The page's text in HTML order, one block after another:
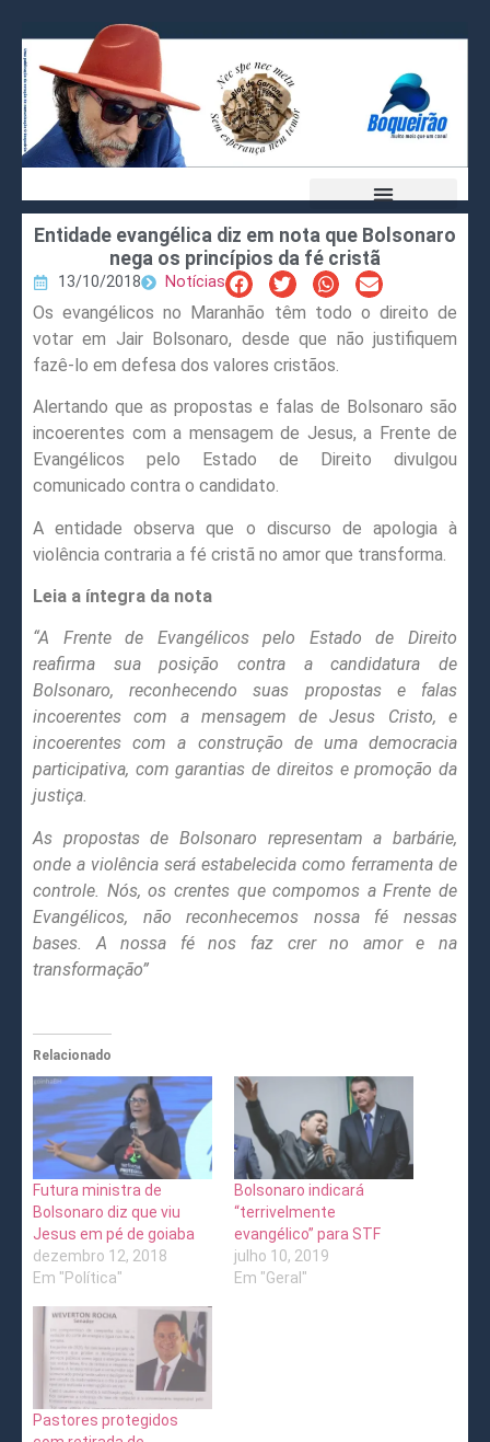
Entidade evangélica diz em nota que Bolsonaro
nega os princípios da fé cristã
13/10/2018 Notícias
Os evangélicos no Maranhão têm todo o direito de
votar em Jair Bolsonaro, desde que não justifiquem
fazê-lo em defesa dos valores cristãos.
Alertando que as propostas e falas de Bolsonaro são
incoerentes com a mensagem de Jesus, a Frente de
Evangélicos pelo Estado de Direito divulgou
comunicado contra o candidato.
A entidade observa que o discurso de apologia à
violência contraria a fé cristã no amor que transforma.
Leia a íntegra da nota
“A Frente de Evangélicos pelo Estado de Direito
reafirma sua posição contra a candidatura de
Bolsonaro, reconhecendo suas propostas e falas
incoerentes com a mensagem de Jesus Cristo, e
incoerentes com a construção de uma democracia
participativa, com garantias de direitos e promoção da
justiça.
As propostas de Bolsonaro representam a barbárie,
onde a violência será estabelecida como ferramenta de
controle. Nós, os crentes que compomos a Frente de
Evangélicos, não reconhecemos nossa fé nessas
bases. A nossa fé nos faz crer no amor e na
transformação”
Relacionado
Futura ministra de
Bolsonaro diz que viu
Jesus em pé de goiaba
dezembro 12, 2018
Em "Política"
Bolsonaro indicará
“terrivelmente
evangélico” para STF
julho 10, 2019
Em "Geral"
Pastores protegidos